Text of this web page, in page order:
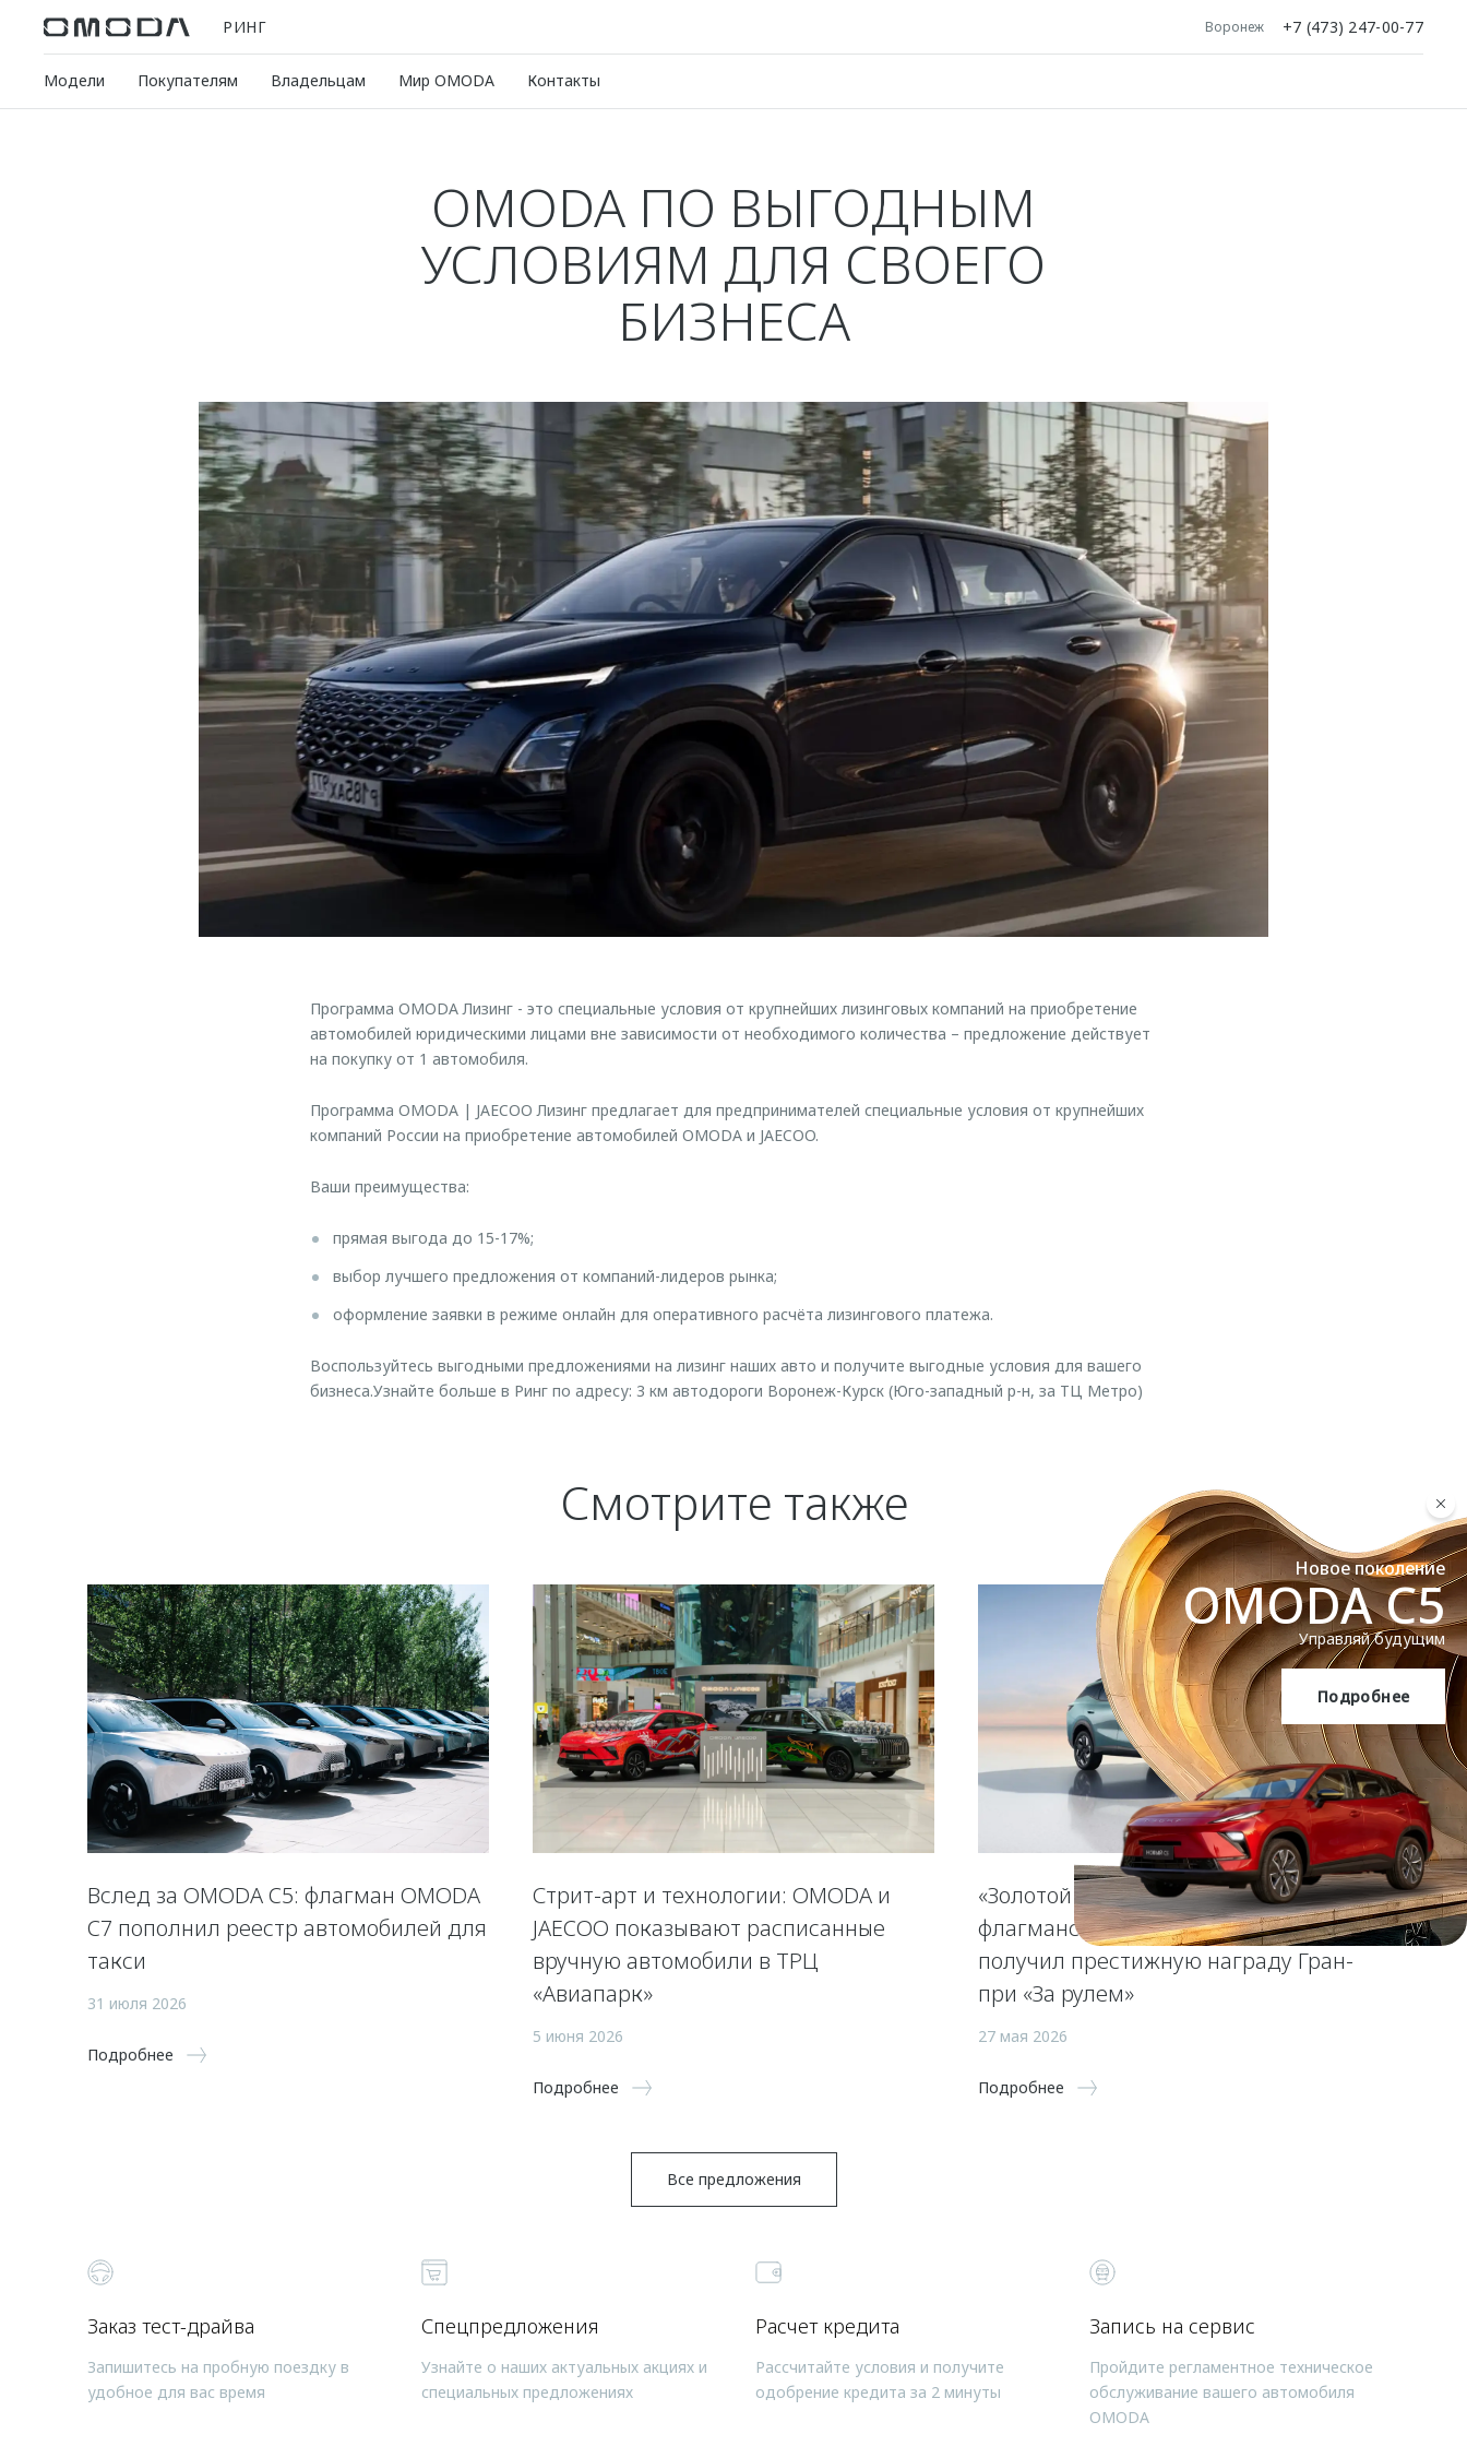
РИНГ Воронеж +7 (473) 247-00-77
Модели Покупателям Владельцам Мир OMODA Контакты
OMODA C5
Новое поколение
OMODA C5
Управляй будущим
Подробнее
OMODA ПО ВЫГОДНЫМ
УСЛОВИЯМ ДЛЯ СВОЕГО
БИЗНЕСА
Программа OMODA Лизинг - это специальные условия от крупнейших лизинговых компаний на приобретение
автомобилей юридическими лицами вне зависимости от необходимого количества – предложение действует
на покупку от 1 автомобиля.
Программа OMODA | JAECOO Лизинг предлагает для предпринимателей специальные условия от крупнейших
компаний России на приобретение автомобилей OMODA и JAECOO.
Ваши преимущества:
прямая выгода до 15-17%;
выбор лучшего предложения от компаний-лидеров рынка;
оформление заявки в режиме онлайн для оперативного расчёта лизингового платежа.
Воспользуйтесь выгодными предложениями на лизинг наших авто и получите выгодные условия для вашего
бизнеса.Узнайте больше в Ринг по адресу: 3 км автодороги Воронеж-Курск (Юго-западный р-н, за ТЦ Метро)
Смотрите также
Вслед за OMODA C5: флагман OMODA
C7 пополнил реестр автомобилей для
такси
31 июля 2026
Подробнее
Стрит-арт и технологии: OMODA и
JAECOO показывают расписанные
вручную автомобили в ТРЦ
«Авиапарк»
5 июня 2026
Подробнее
«Золотой Пегас» за смелый дизайн:
флагманский кроссовер OMODA C7
получил престижную награду Гран-
при «За рулем»
27 мая 2026
Подробнее
Все предложения
Заказ тест-драйва
Запишитесь на пробную поездку в
удобное для вас время
Спецпредложения
Узнайте о наших актуальных акциях и
специальных предложениях
Расчет кредита
Рассчитайте условия и получите
одобрение кредита за 2 минуты
Запись на сервис
Пройдите регламентное техническое
обслуживание вашего автомобиля
OMODA